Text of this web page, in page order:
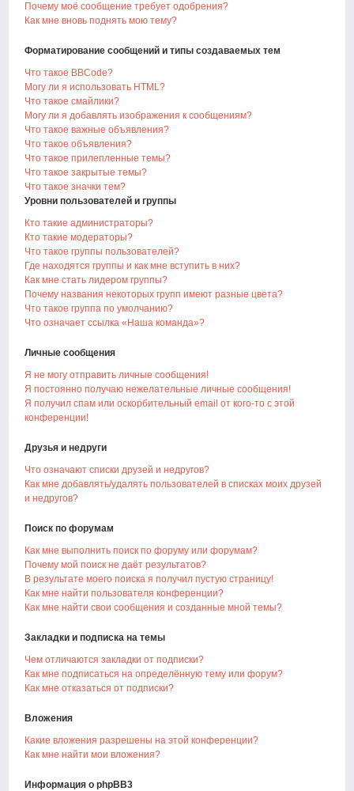
Почему моё сообщение требует одобрения?
Как мне вновь поднять мою тему?
Форматирование сообщений и типы создаваемых тем
Что такое BBCode?
Могу ли я использовать HTML?
Что такое смайлики?
Могу ли я добавлять изображения к сообщениям?
Что такое важные объявления?
Что такое объявления?
Что такое прилепленные темы?
Что такое закрытые темы?
Что такое значки тем?
Уровни пользователей и группы
Кто такие администраторы?
Кто такие модераторы?
Что такое группы пользователей?
Где находятся группы и как мне вступить в них?
Как мне стать лидером группы?
Почему названия некоторых групп имеют разные цвета?
Что такое группа по умолчанию?
Что означает ссылка «Наша команда»?
Личные сообщения
Я не могу отправить личные сообщения!
Я постоянно получаю нежелательные личные сообщения!
Я получил спам или оскорбительный email от кого-то с этой
конференции!
Друзья и недруги
Что означают списки друзей и недругов?
Как мне добавлять/удалять пользователей в списках моих друзей
и недругов?
Поиск по форумам
Как мне выполнить поиск по форуму или форумам?
Почему мой поиск не даёт результатов?
В результате моего поиска я получил пустую страницу!
Как мне найти пользователя конференции?
Как мне найти свои сообщения и созданные мной темы?
Закладки и подписка на темы
Чем отличаются закладки от подписки?
Как мне подписаться на определённую тему или форум?
Как мне отказаться от подписки?
Вложения
Какие вложения разрешены на этой конференции?
Как мне найти мои вложения?
Информация о phpBB3